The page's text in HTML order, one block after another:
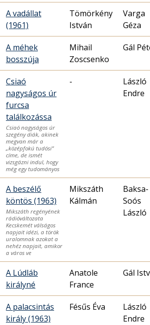
A vadállat
(1961)
Tömörkény
István
Varga
Géza
A méhek
bosszúja
Mihail
Zoscsenko
Gál
Csiaó
nagyságos úr
furcsa
találkozássa
Csiaó nagyságos úr
szegény diák, akinek
megvan már a
„középfokú tudósi”
címe, de ismét
vizsgázni indul, hogy
még egy tudományos
-
László
Endre
A beszélő
köntös (1963)
Mikszáth regényének
rádióváltozata
Kecskemét válságos
napjait idézi, a török
uralomnak azokat a
nehéz napjait, amikor
a város ve
Mikszáth
Kálmán
Baksa-
Soós
László
A Lúdláb
királyné
Anatole
France
Gál
A palacsintás
király (1963)
Fésűs Éva
László
Endre